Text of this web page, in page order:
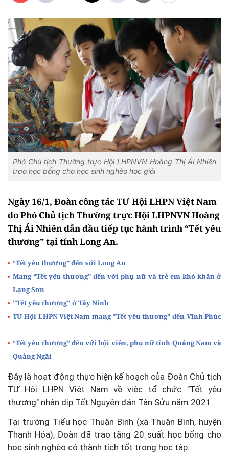
Phó Chủ tịch Thường trực Hội LHPNVN Hoàng Thị Ái Nhiên
trao học bổng cho học sinh nghèo học giỏi
Ngày 16/1, Đoàn công tác TƯ Hội LHPN Việt Nam
do Phó Chủ tịch Thường trực Hội LHPNVN Hoàng
Thị Ái Nhiên dẫn đầu tiếp tục hành trình “Tết yêu
thương” tại tỉnh Long An.
“Tết yêu thương” đến với Long An
Mang “Tết yêu thương” đến với phụ nữ và trẻ em khó khăn ở
Lạng Sơn
"Tết yêu thương" ở Tây Ninh
TƯ Hội LHPN Việt Nam mang "Tết yêu thương" đến Vĩnh Phúc
“Tết yêu thương” đến với hội viên, phụ nữ tỉnh Quảng Nam và
Quảng Ngãi
Đây là hoạt động thực hiện kế hoạch của Đoàn Chủ tịch
TƯ Hội LHPN Việt Nam về việc tổ chức "Tết yêu
thương" nhân dịp Tết Nguyên đán Tân Sửu năm 2021.
Tại trường Tiểu học Thuận Bình (xã Thuận Bình, huyện
Thạnh Hóa), Đoàn đã trao tặng 20 suất học bổng cho
học sinh nghèo có thành tích tốt trong học tập.